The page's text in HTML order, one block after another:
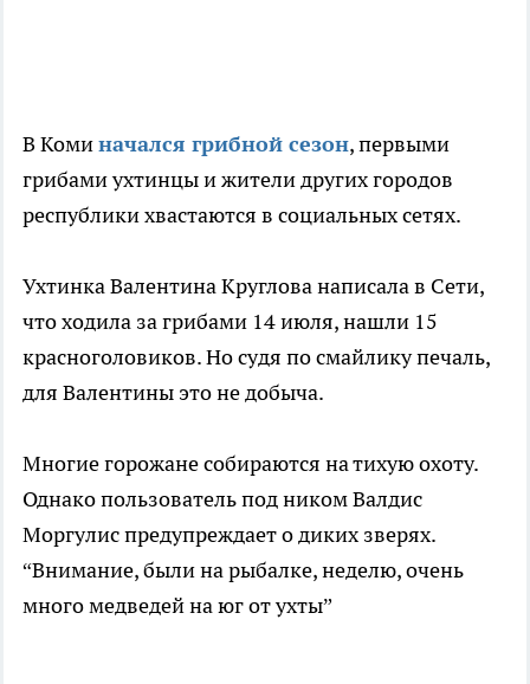
В Коминачался грибной сезон, первыми
грибами ухтинцы и жители других городов
республики хвастаются в социальных сетях.
Ухтинка Валентина Круглова написала в Сети,
что ходила за грибами 14 июля, нашли 15
красноголовиков. Но судя по смайлику печаль,
для Валентины это не добыча.
Многие горожане собираются на тихую охоту.
Однако пользователь под ником Валдис
Моргулис предупреждает о диких зверях.
“Внимание, были на рыбалке, неделю, очень
много медведей на юг от ухты”